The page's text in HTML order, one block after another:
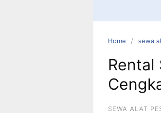
Home sewa
Rental
SEWA ALAT